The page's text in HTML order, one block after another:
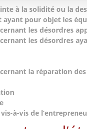
à la solidité ou la
pour objet les
les désordres
les désordres
la réparation
à-vis de